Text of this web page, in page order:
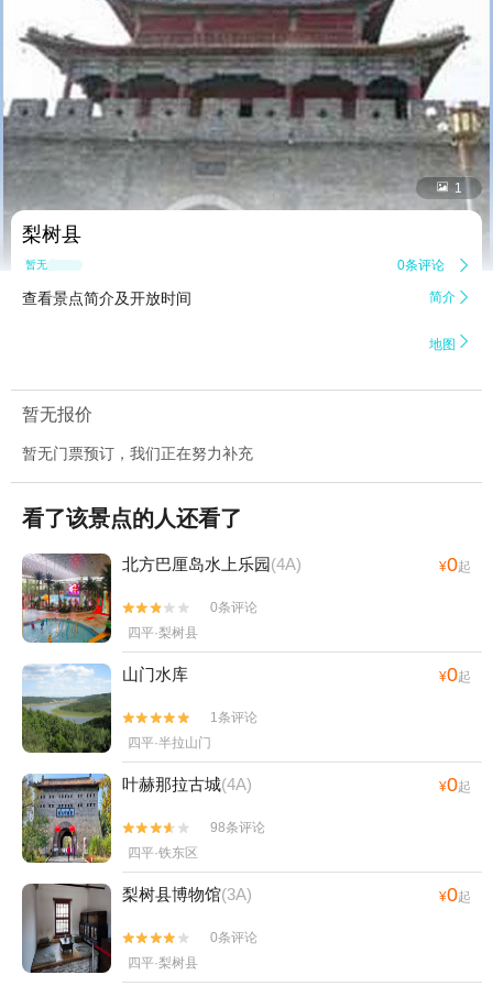
 1
梨树县
暂无点评 0条评论 
查看景点简介及开放时间 简介 
地图 
暂无报价
暂无门票预订，我们正在努力补充
看了该景点的人还看了
北方巴厘岛水上乐园(4A) ¥0起


0条评论
四平·梨树县
山门水库 ¥0起


1条评论
四平·半拉山门
叶赫那拉古城(4A) ¥0起


98条评论
四平·铁东区
梨树县博物馆(3A) ¥0起


0条评论
四平·梨树县
